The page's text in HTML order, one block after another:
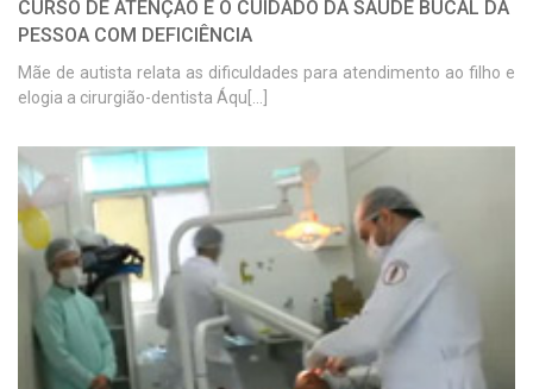
CURSO DE ATENÇÃO E O CUIDADO DA SAÚDE BUCAL DA
PESSOA COM DEFICIÊNCIA
Mãe de autista relata as dificuldades para atendimento ao filho e
elogia a cirurgião-dentista Áqu[...]